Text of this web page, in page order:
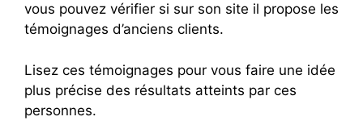
vous pouvez vérifier si sur son site il propose les
témoignages d’anciens clients.
Lisez ces témoignages pour vous faire une idée
plus précise des résultats atteints par ces
personnes.